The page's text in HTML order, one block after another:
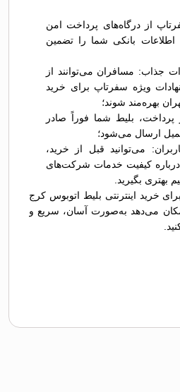
از درگاه‌های پرداخت امن
اطلاعات بانکی شما را تضمین
جذاب: مسافران می‌توانند از
ویژه سفرتاپ برای خرید
بهره‌مند شوند؛
بلیط شما فوراً صادر
ارسال می‌شود؛
می‌توانید قبل از خرید،
کیفیت خدمات شرکت‌های
بهتری بگیرید.
خرید اینترنتی بلیط اتوبوس کرج
می‌دهد به‌صورت آسان، سریع و